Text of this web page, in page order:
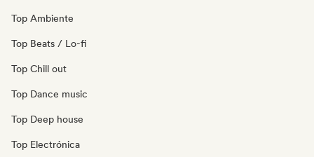
Top Ambiente
Top Beats / Lo-fi
Top Chill out
Top Dance music
Top Deep house
Top Electrónica